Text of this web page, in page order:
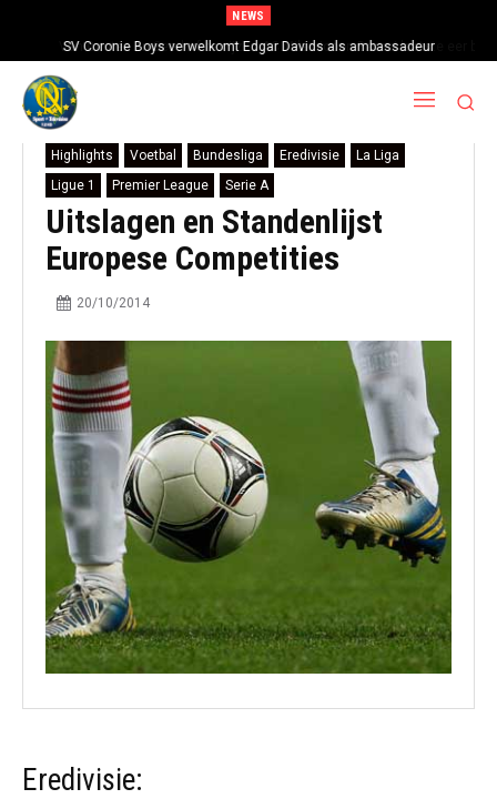
NEWS
Van Basten en Seedorf bewijzen AC Milan-icoon Baresi laatste eer bij
uitvaartdienst in Milaan
Highlights Voetbal Bundesliga Eredivisie
La Liga
Ligue 1
Premier League Serie A
Uitslagen en Standenlijst
Europese Competities
20/10/2014
Eredivisie: